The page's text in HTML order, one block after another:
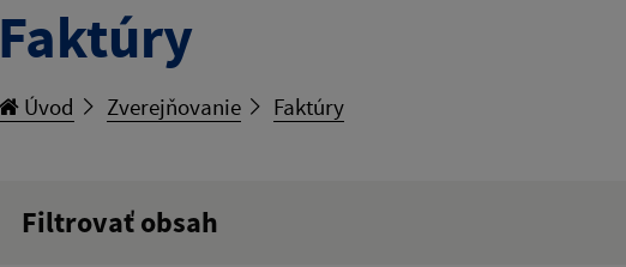
Faktúry
Úvod Zverejňovanie Faktúry
Filtrovať obsah